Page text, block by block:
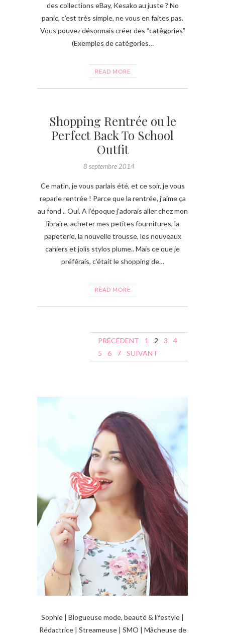
des collections eBay, Kesako au juste ? No
panic, c’est très simple, ne vous en faites pas.
Vous pouvez désormais créer des “catégories”
(Exemples de catégories…
READ MORE
Shopping Rentrée ou le
Perfect Back To School
Outfit
8 septembre 2014
Ce matin, je vous parlais été, et ce soir, je vous
reparle rentrée ! Parce que la rentrée, j’aime ça
au fond .. Oui. A l’époque j’adorais aller chez mon
libraire, acheter mes petites fournitures, la
papeterie, la nouvelle trousse, les nouveaux
cahiers et jolis stylos plume.. Mais ce que je
préférais, c’était le shopping de…
READ MORE
g
n
d
e
c
PRÉCÉDENT 1 2 3
4
5
6 7 SUIVANT
Sophie | Blogueuse mode, beauté & lifestyle |
Rédactrice | Streameuse | SMO | Mâcheuse de